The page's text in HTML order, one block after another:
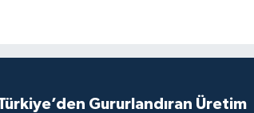
Gururlandıran Üretim